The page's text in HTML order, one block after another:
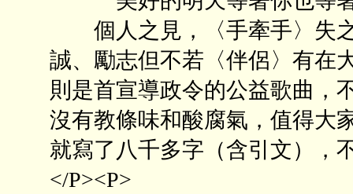
個人之見，〈手牽手〉失之
誠、勵志但不若〈伴侶〉有在
則是首宣導政令的公益歌曲，
沒有教條味和酸腐氣，值得
就寫了八千多字（含引文），
</P><P>